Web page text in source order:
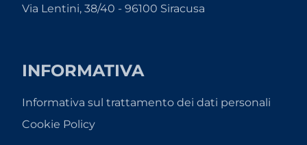
Via Lentini, 38/40 - 96100 Siracusa
INFORMATIVA
Informativa sul trattamento dei dati personali
Cookie Policy